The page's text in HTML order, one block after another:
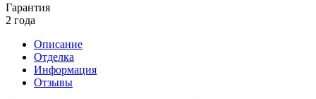
Гарантия
2 года
Описание
Отделка
Информация
Отзывы